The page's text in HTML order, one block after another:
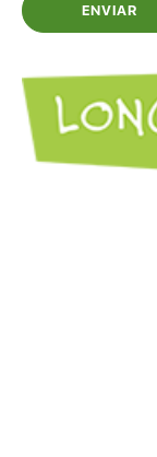
ENVIAR